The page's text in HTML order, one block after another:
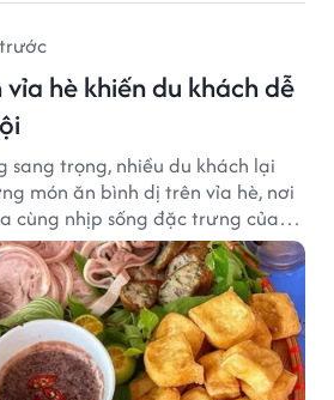
hè khiến du khách dễ
sang trọng, nhiều du khách lại
món ăn bình dị trên vỉa hè, nơi
cùng nhịp sống đặc trưng của